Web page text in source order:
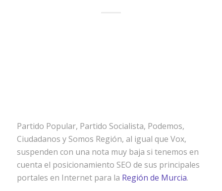
Partido Popular, Partido Socialista, Podemos,
Ciudadanos y Somos Región, al igual que Vox,
suspenden con una nota muy baja si tenemos en
cuenta el posicionamiento SEO de sus principales
portales en Internet para la Región de Murcia.